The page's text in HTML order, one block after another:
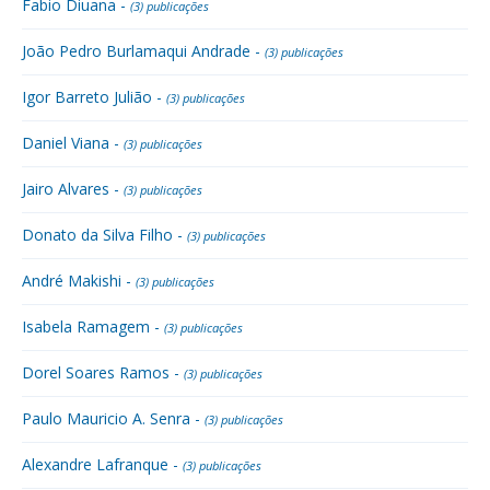
Fabio Diuana - (3) publicações
João Pedro Burlamaqui Andrade - (3) publicações
Igor Barreto Julião - (3) publicações
Daniel Viana - (3) publicações
Jairo Alvares - (3) publicações
Donato da Silva Filho - (3) publicações
André Makishi - (3) publicações
Isabela Ramagem - (3) publicações
Dorel Soares Ramos - (3) publicações
Paulo Mauricio A. Senra - (3) publicações
Alexandre Lafranque - (3) publicações